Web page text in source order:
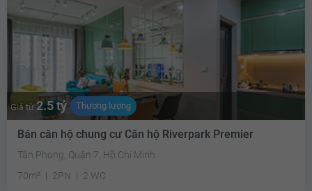
Giá từ2.5 tỷ Thương lượng
Bán căn hộ chung cư Căn hộ Riverpark Premier
Tân Phong, Quận 7, Hồ Chí Minh
70m²
2PN 2 WC